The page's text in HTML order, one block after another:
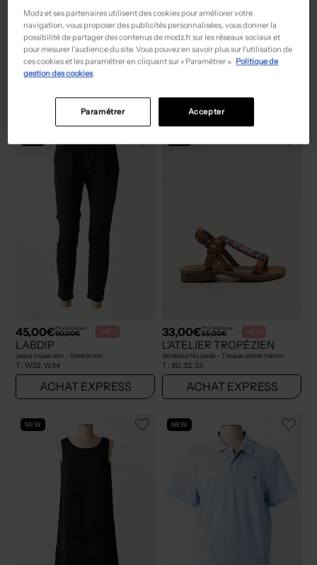
24,50€Prix boutique :
49,00€ -50%
NIKI MODE
Pull - Tissage chiné bleu
ACHAT EXPRESS
99,50€Prix boutique :
199,00€ -50%
HAFNIUM
ACHAT EXPRESS
45,00€Prix boutique :
90,00€ -50%
LABDIP
Jeans coupe slim - Stretch noir
T : W32, W34
ACHAT EXPRESS
33,00€Prix boutique :
55,00€ -40%
L'ATELIER TROPÉZIEN
Sandales/Nu pieds - Tissage satiné marron
T : 30, 32, 33
ACHAT EXPRESS
NEW NEW
Modz et ses partenaires utilisent des cookies pour améliorer votre
navigation, vous proposer des publicités personnalisées, vous donner la
possibilité de partager des contenus de modz.fr sur les réseaux sociaux et
pour mesurer l’audience du site. Vous pouvez en savoir plus sur l’utilisation de
ces cookies et les paramétrer en cliquant sur « Paramétrer ». Politique de
gestion des cookies
Accepter
Paramétrer